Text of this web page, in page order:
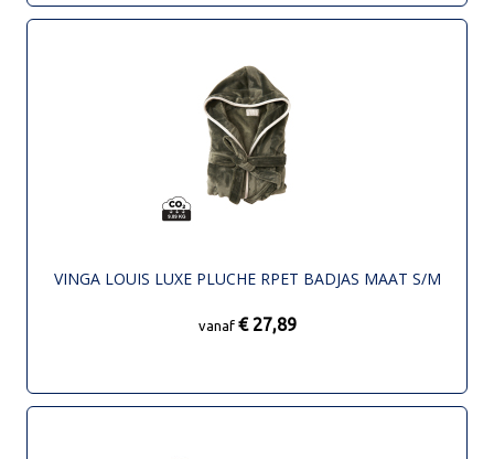
VINGA LOUIS LUXE PLUCHE RPET BADJAS MAAT S/M
vanaf € 27,89